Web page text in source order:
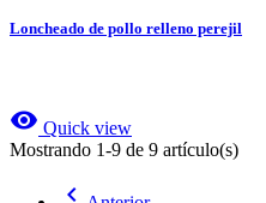
Loncheado de pollo relleno perejil
visibility Quick view
Mostrando 1-9 de 9 artículo(s)
